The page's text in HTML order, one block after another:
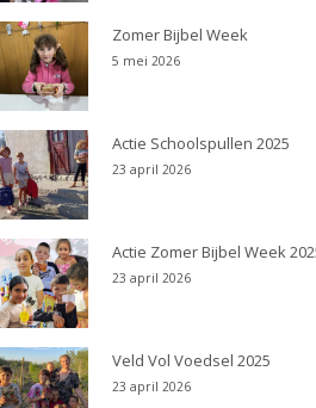
Zomer Bijbel Week
5 mei 2026
Actie Schoolspullen 2025
23 april 2026
Actie Zomer Bijbel Week
23 april 2026
Veld Vol Voedsel 2025
23 april 2026